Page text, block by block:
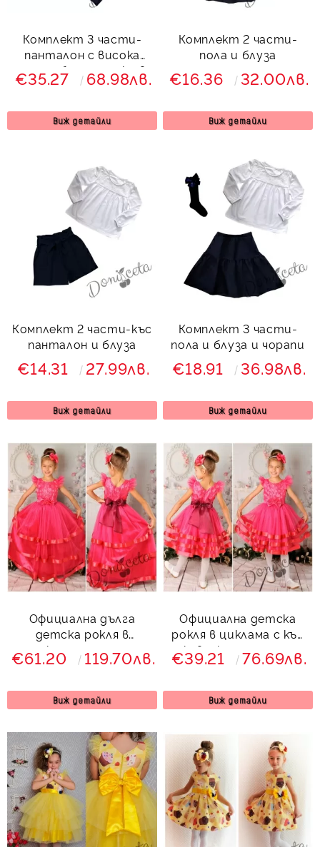
Комплект 3 части-
панталон с висока
талия,блуза и сако в
тъмносиньо Гери
€35.27 68.98лв.
Виж детайли
Комплект 2 части-
пола и блуза
€16.36 32.00лв.
Виж детайли
Комплект 2 части-къс
панталон и блуза
€14.31 27.99лв.
Виж детайли
Комплект 3 части-
пола и блуза и чорапи
€18.91 36.98лв.
Виж детайли
Официална дълга
детска рокля в
циклама с тюл и
панделка отзад
€61.20 119.70лв.
Виж детайли
Официална детска
рокля в циклама с къс
ръкав и коланче отзад
€39.21 76.69лв.
Виж детайли